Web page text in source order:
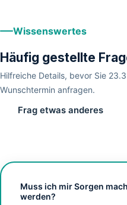
Wissenswertes
Häufig gestellte
Hilfreiche Details, bevor Sie
Wunschtermin anfragen.
Frag etwas anderes
Muss ich mir Sorgen
werden?